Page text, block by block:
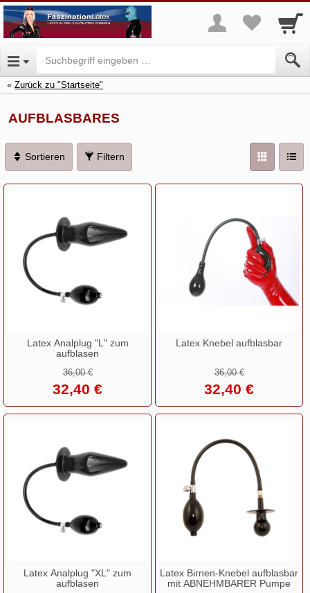
Zurück zu "Startseite"
AUFBLASBARES
Sortieren Filtern
Latex Analplug "L" zum
aufblasen
36,00 €
32,40 €
Latex Knebel aufblasbar
36,00 €
32,40 €
Latex Analplug "XL" zum
aufblasen
Latex Birnen-Knebel aufblasbar
mit ABNEHMBARER Pumpe